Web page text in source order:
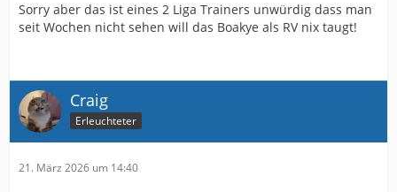
Sorry aber das ist eines 2 Liga Trainers unwürdig dass man
seit Wochen nicht sehen will das Boakye als RV nix taugt!
Craig
Erleuchteter
21. März 2026 um 14:40